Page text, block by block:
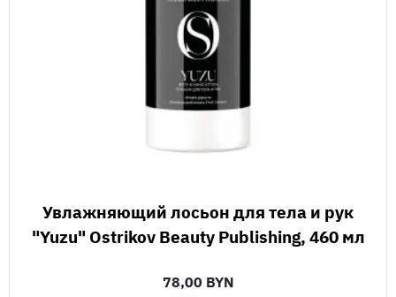
Увлажняющий лосьон для тела и рук
"Yuzu" Ostrikov Beauty Publishing, 460 мл
78,00 BYN